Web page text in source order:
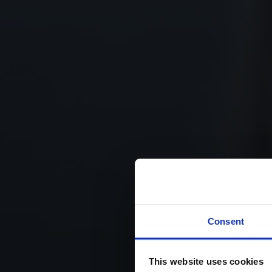
Consent
This website uses cookies